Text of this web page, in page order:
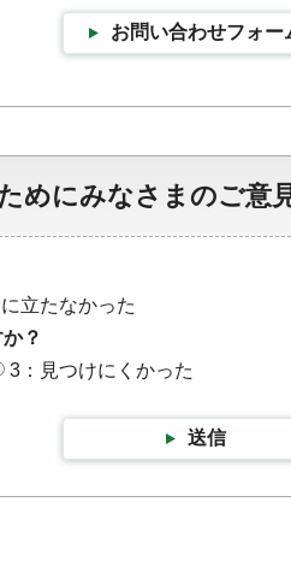
お問い合わせフォー
めにみなさまのご意
立たなかった
？
3：見つけにくかった
送信